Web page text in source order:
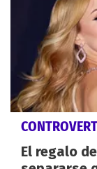
El regalo